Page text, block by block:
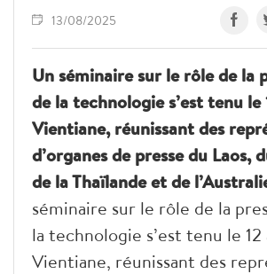
13/08/2025
Un séminaire sur le rôle de la
de la technologie s’est tenu le
Vientiane, réunissant des
d’organes de presse du Laos,
de la Thaïlande et de
séminaire sur le rôle de la
la technologie s’est tenu le 12
Vientiane, réunissant des